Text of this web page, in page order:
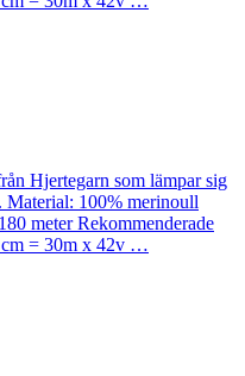
Hjertegarn som lämpar sig
Material: 100% merinoull
meter Rekommenderade
cm = 30m x 42v …